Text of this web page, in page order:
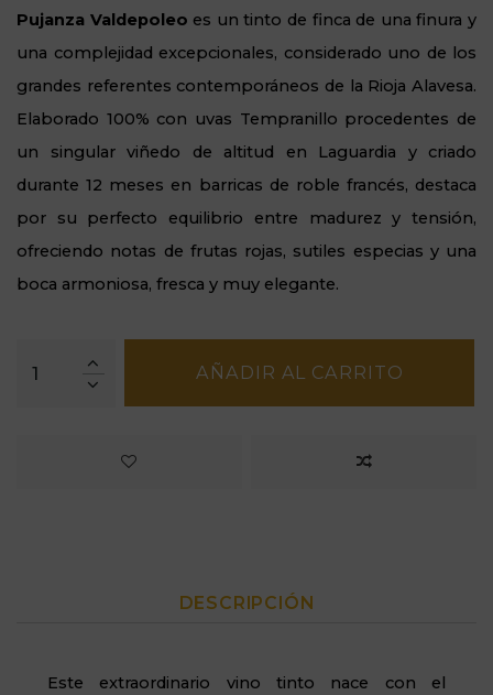
Pujanza Valdepoleo es un tinto de finca de una finura y
una complejidad excepcionales, considerado uno de los
grandes referentes contemporáneos de la Rioja Alavesa.
Elaborado 100% con uvas Tempranillo procedentes de
un singular viñedo de altitud en Laguardia y criado
durante 12 meses en barricas de roble francés, destaca
por su perfecto equilibrio entre madurez y tensión,
ofreciendo notas de frutas rojas, sutiles especias y una
boca armoniosa, fresca y muy elegante.
AÑADIR AL CARRITO
DESCRIPCIÓN
Este extraordinario vino tinto nace con el